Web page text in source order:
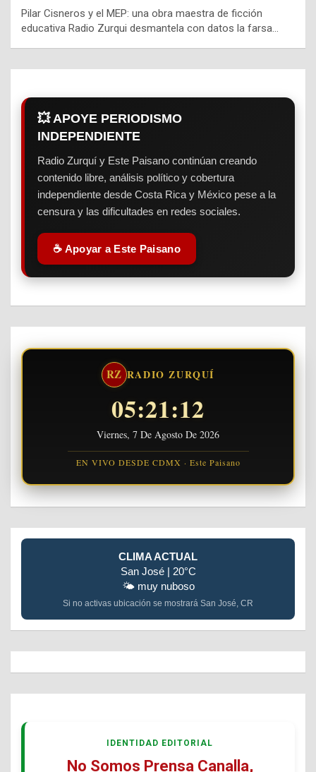
Pilar Cisneros y el MEP: una obra maestra de ficción
educativa Radio Zurqui desmantela con datos la farsa…
💥 APOYE PERIODISMO
INDEPENDIENTE
Radio Zurquí y Este Paisano continúan creando
contenido libre, análisis político y cobertura
independiente desde Costa Rica y México pese a la
censura y las dificultades en redes sociales.
☕ Apoyar a Este Paisano
RZ RADIO ZURQUÍ
05:21:13
Viernes, 7 De Agosto De 2026
EN VIVO DESDE CDMX · Este Paisano
CLIMA ACTUAL
San José | 20°C
🌤️ muy nuboso
Si no activas ubicación se mostrará San José, CR
IDENTIDAD EDITORIAL
No Somos Prensa Canalla,